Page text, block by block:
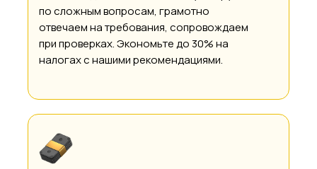
по сложным вопросам, грамотно
отвечаем на требования, сопровождаем
при проверках. Экономьте до 30% на
налогах с нашими рекомендациями.